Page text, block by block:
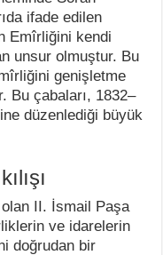
ifade edilen
Emîrliğini kendi
unsur olmuştur. Bu
genişletme
Bu çabaları, 1832–
düzenlediği büyük
II. İsmail Paşa
ve idarelerin
doğrudan bir